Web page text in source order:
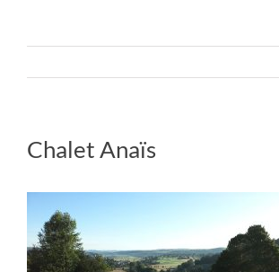
Alojamiento
Idioma:
Chalet Anaïs